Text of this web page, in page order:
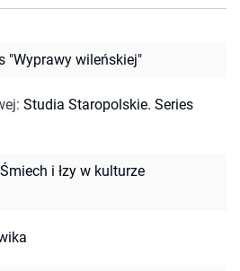
"Wyprawy wileńskiej"
: Studia Staropolskie. Series
Śmiech i łzy w kulturze